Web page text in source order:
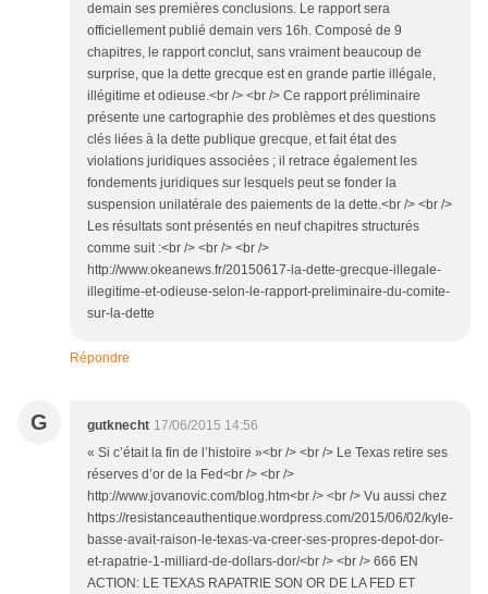
demain ses premières conclusions. Le rapport sera
officiellement publié demain vers 16h. Composé de 9
chapitres, le rapport conclut, sans vraiment beaucoup de
surprise, que la dette grecque est en grande partie illégale,
illégitime et odieuse.<br /> <br /> Ce rapport préliminaire
présente une cartographie des problèmes et des questions
clés liées à la dette publique grecque, et fait état des
violations juridiques associées ; il retrace également les
fondements juridiques sur lesquels peut se fonder la
suspension unilatérale des paiements de la dette.<br /> <br />
Les résultats sont présentés en neuf chapitres structurés
comme suit :<br /> <br /> <br />
http://www.okeanews.fr/20150617-la-dette-grecque-illegale-
illegitime-et-odieuse-selon-le-rapport-preliminaire-du-comite-
sur-la-dette
Répondre
G gutknecht 17/06/2015 14:56
« Si c’était la fin de l’histoire »<br /> <br /> Le Texas retire ses
réserves d’or de la Fed<br /> <br />
http://www.jovanovic.com/blog.htm<br /> <br /> Vu aussi chez
https://resistanceauthentique.wordpress.com/2015/06/02/kyle-
basse-avait-raison-le-texas-va-creer-ses-propres-depot-dor-
et-rapatrie-1-milliard-de-dollars-dor/<br /> <br /> 666 EN
ACTION: LE TEXAS RAPATRIE SON OR DE LA FED ET